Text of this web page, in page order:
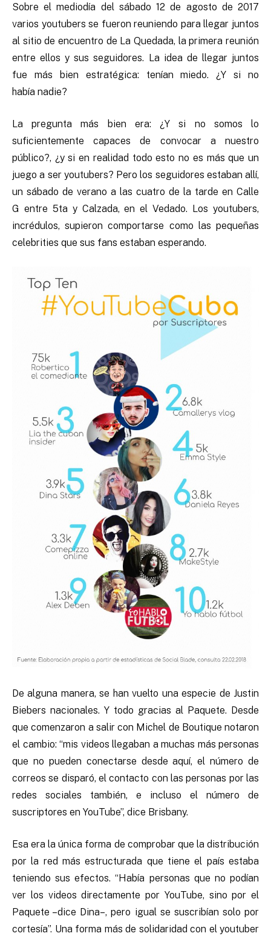
Sobre el mediodía del sábado 12 de agosto de 2017
varios youtubers se fueron reuniendo para llegar juntos
al sitio de encuentro de La Quedada, la primera reunión
entre ellos y sus seguidores. La idea de llegar juntos
fue más bien estratégica: tenían miedo. ¿Y si no
había nadie?
La pregunta más bien era: ¿Y si no somos lo
suficientemente capaces de convocar a nuestro
público?, ¿y si en realidad todo esto no es más que un
juego a ser youtubers? Pero los seguidores estaban allí,
un sábado de verano a las cuatro de la tarde en Calle
G entre 5ta y Calzada, en el Vedado. Los youtubers,
incrédulos, supieron comportarse como las pequeñas
celebrities que sus fans estaban esperando.
De alguna manera, se han vuelto una especie de Justin
Biebers nacionales. Y todo gracias al Paquete. Desde
que comenzaron a salir con Michel de Boutique notaron
el cambio: “mis videos llegaban a muchas más personas
que no pueden conectarse desde aquí, el número de
correos se disparó, el contacto con las personas por las
redes sociales también, e incluso el número de
suscriptores en YouTube”, dice Brisbany.
Esa era la única forma de comprobar que la distribución
por la red más estructurada que tiene el país estaba
teniendo sus efectos. “Había personas que no podían
ver los videos directamente por YouTube, sino por el
Paquete –dice Dina–, pero igual se suscribían solo por
cortesía”. Una forma más de solidaridad con el youtuber